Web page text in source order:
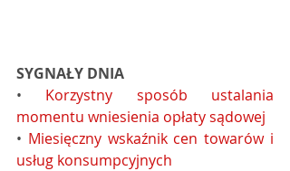
SYGNAŁY DNIA
• Korzystny sposób ustalania
momentu wniesienia opłaty sądowej
• Miesięczny wskaźnik cen towarów i
usług konsumpcyjnych